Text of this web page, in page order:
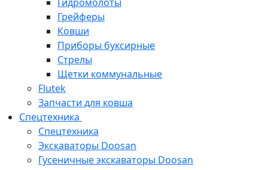
Гидромолоты
Грейферы
Ковши
Приборы буксирные
Стрелы
Щетки коммунальные
Flutek
Запчасти для ковша
Спецтехника
Спецтехника
Экскаваторы Doosan
Гусеничные экскаваторы Doosan